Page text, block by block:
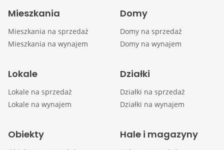
Mieszkania
Mieszkania na sprzedaż
Mieszkania na wynajem
Domy
Domy na sprzedaż
Domy na wynajem
Lokale
Lokale na sprzedaż
Lokale na wynajem
Działki
Działki na sprzedaż
Działki na wynajem
Obiekty Hale i magazyny